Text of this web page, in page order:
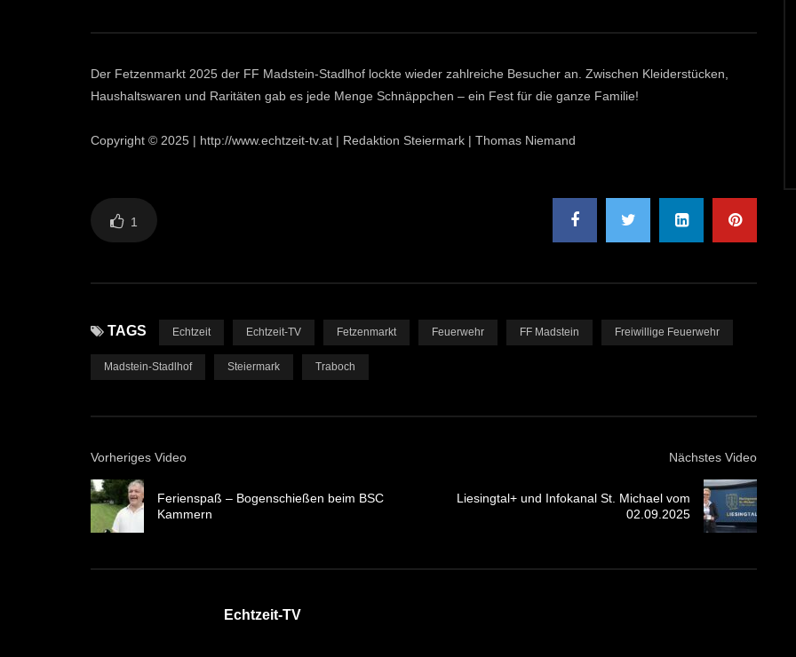
388
1
Der Fetzenmarkt 2025 der FF Madstein-Stadlhof lockte wieder zahlreiche Besucher an. Zwischen Kleiderstücken,
Haushaltswaren und Raritäten gab es jede Menge Schnäppchen – ein Fest für die ganze Familie!
Copyright © 2025 | http://www.echtzeit-tv.at | Redaktion Steiermark | Thomas Niemand
1
TAGS Echtzeit Echtzeit-TV Fetzenmarkt Feuerwehr FF Madstein Freiwillige Feuerwehr
Madstein-Stadlhof Steiermark Traboch
Vorheriges Video
Ferienspaß – Bogenschießen beim BSC
Kammern
Nächstes Video
Liesingtal+ und Infokanal St. Michael vom
02.09.2025
Echtzeit-TV